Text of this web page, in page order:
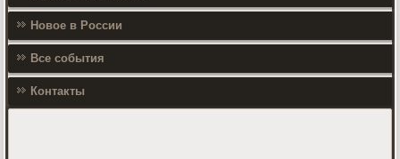
Новое в России
Все события
Контакты